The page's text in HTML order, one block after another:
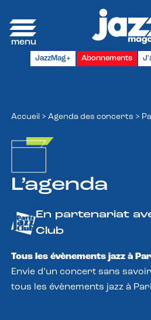
JazzMag+ Abonnements
Accueil > Agenda des concerts >
L’agenda
En partenariat
Club
Tous les évènements jazz à
Envie d’un concert sans
tous les évènements jazz à